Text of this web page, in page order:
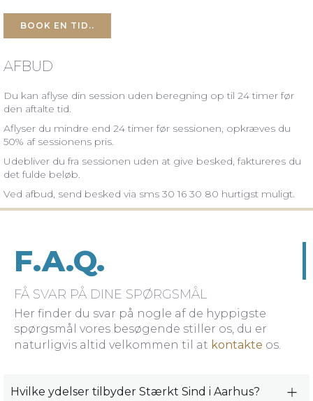
BOOK EN TID..
AFBUD
Du kan aflyse din session uden beregning op til 24 timer før
den aftalte tid.
Aflyser du mindre end 24 timer før sessionen, opkræves du
50% af sessionens pris.
Udebliver du fra sessionen uden at give besked, faktureres du
det fulde beløb.
Ved afbud, send besked via sms 30 16 30 80 hurtigst muligt.
F.A.Q.
FÅ SVAR PÅ DINE SPØRGSMÅL
Her finder du svar på nogle af de hyppigste
spørgsmål vores besøgende stiller os, du er
naturligvis altid velkommen til at kontakte os.
Hvilke ydelser tilbyder Stærkt Sind i Aarhus?